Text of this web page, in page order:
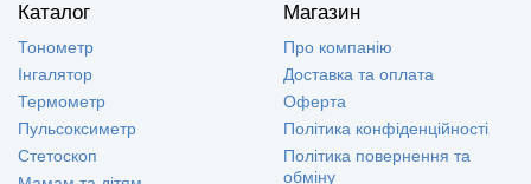
Каталог
Тонометр
Інгалятор
Термометр
Пульсоксиметр
Стетоскоп
Магазин
Про компанію
Доставка та оплата
Оферта
Політика конфіденційності
Політика повернення та
обміну